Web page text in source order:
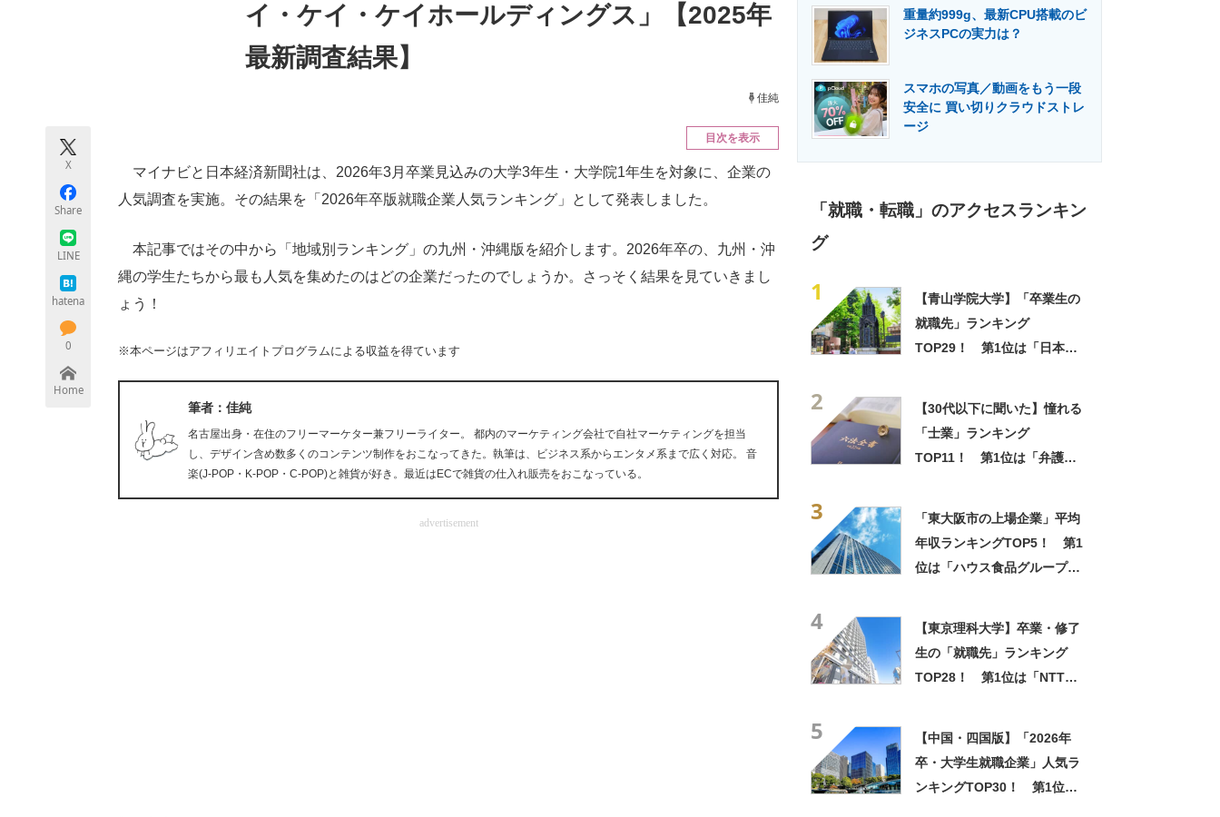
モノづくり技術者専門サイト エレクトロニクス専門サイト エネルギーの専門メディア 建設×テクノロジーの最前線
イ・ケイ・ケイホールディングス」【2025年
最新調査結果】
佳純
X
Share
LINE
hatena
0
Home
目次を表示
マイナビと日本経済新聞社は、2026年3月卒業見込みの大学3年生・大学院1年生を対象に、企業の
人気調査を実施。その結果を「2026年卒版就職企業人気ランキング」として発表しました。
本記事ではその中から「地域別ランキング」の九州・沖縄版を紹介します。2026年卒の、九州・沖
縄の学生たちから最も人気を集めたのはどの企業だったのでしょうか。さっそく結果を見ていきまし
ょう！
※本ページはアフィリエイトプログラムによる収益を得ています
筆者：佳純
名古屋出身・在住のフリーマーケター兼フリーライター。 都内のマーケティング会社で自社マーケティングを担当
し、デザイン含め数多くのコンテンツ制作をおこなってきた。執筆は、ビジネス系からエンタメ系まで広く対応。 音
楽(J-POP・K-POP・C-POP)と雑貨が好き。最近はECで雑貨の仕入れ販売をおこなっている。
advertisement
重量約999g、最新CPU搭載のビ
ジネスPCの実力は？
スマホの写真／動画をもう一段
安全に 買い切りクラウドストレ
ージ
「就職・転職」のアクセスランキン
グ
1
【青山学院大学】「卒業生の
就職先」ランキング
TOP29！ 第1位は「日本航
2
【30代以下に聞いた】憧れる
「士業」ランキング
TOP11！ 第1位は「弁護
3
「東大阪市の上場企業」平均
年収ランキングTOP5！ 第1
位は「ハウス食品グループ本
4
【東京理科大学】卒業・修了
生の「就職先」ランキング
TOP28！ 第1位は「NTTデ
5
【中国・四国版】「2026年
卒・大学生就職企業」人気ラ
ンキングTOP30！ 第1位は